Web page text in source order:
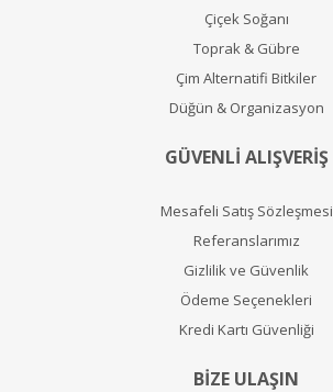
Çiçek Soğanı
Toprak & Gübre
Çim Alternatifi Bitkiler
Düğün & Organizasyon
GÜVENLİ ALIŞVERİŞ
Mesafeli Satış Sözleşmesi
Referanslarımız
Gizlilik ve Güvenlik
Ödeme Seçenekleri
Kredi Kartı Güvenliği
BİZE ULAŞIN